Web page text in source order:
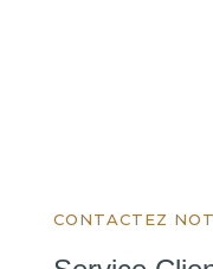
CONTACTEZ